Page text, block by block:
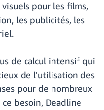
pour les films,
les publicités, les
de calcul intensif qui
de l'utilisation des
pour de nombreux
besoin, Deadline